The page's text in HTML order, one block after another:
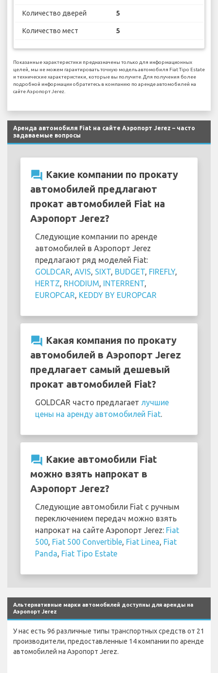
Количество дверей 5
Количество мест 5
Показанные характеристики предназначены только для информационных
целей, мы не можем гарантировать точную модель автомобиля Fiat Tipo Estate
и технические характеристики, которые вы получите. Для получения более
подробной информации обратитесь в компанию по аренде автомобилей на
сайте Аэропорт Jerez.
Аренда автомобиля Fiat на сайте Аэропорт Jerez – часто
задаваемые вопросы
question_answer Какие компании по прокату
автомобилей предлагают
прокат автомобилей Fiat на
Аэропорт Jerez?
Следующие компании по аренде
автомобилей в Аэропорт Jerez
предлагают ряд моделей Fiat:
GOLDCAR, AVIS, SIXT, BUDGET, FIREFLY,
HERTZ, RHODIUM, INTERRENT,
EUROPCAR, KEDDY BY EUROPCAR
question_answer Какая компания по прокату
автомобилей в Аэропорт Jerez
предлагает самый дешевый
прокат автомобилей Fiat?
GOLDCAR часто предлагает лучшие
цены на аренду автомобилей Fiat.
question_answer Какие автомобили Fiat
можно взять напрокат в
Аэропорт Jerez?
Следующие автомобили Fiat с ручным
переключением передач можно взять
напрокат на сайте Аэропорт Jerez: Fiat
500, Fiat 500 Convertible, Fiat Linea, Fiat
Panda, Fiat Tipo Estate
Альтернативные марки автомобилей доступны для аренды на
Аэропорт Jerez
У нас есть 96 различные типы транспортных средств от 21
производители, предоставленные 14 компании по аренде
автомобилей на Аэропорт Jerez.